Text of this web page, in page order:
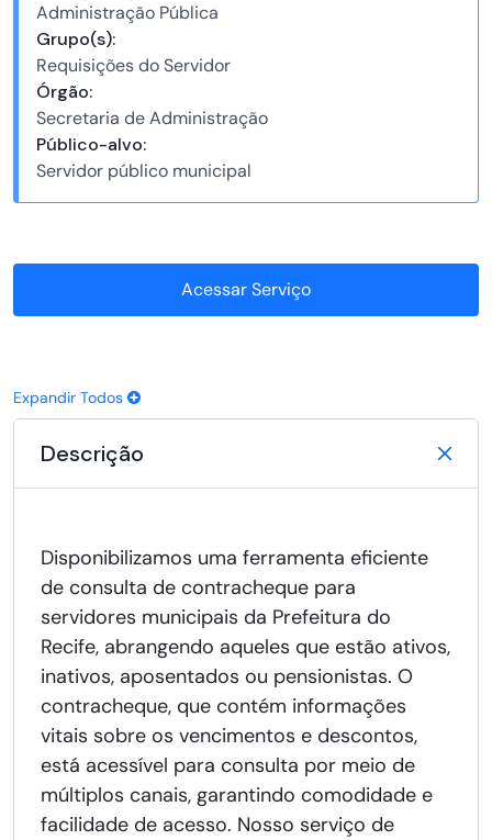
Administração Pública
Grupo(s):
Requisições do Servidor
Órgão:
Secretaria de Administração
Público-alvo:
Servidor público municipal
Acessar Serviço
Expandir Todos
Descrição
Disponibilizamos uma ferramenta eficiente
de consulta de contracheque para
servidores municipais da Prefeitura do
Recife, abrangendo aqueles que estão ativos,
inativos, aposentados ou pensionistas. O
contracheque, que contém informações
vitais sobre os vencimentos e descontos,
está acessível para consulta por meio de
múltiplos canais, garantindo comodidade e
facilidade de acesso. Nosso serviço de